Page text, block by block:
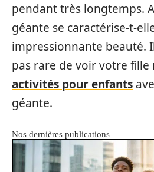
pendant très longtemps.
géante se caractérise-t-
impressionnante beauté.
pas rare de voir votre fille
activités pour enfants
géante.
Nos dernières publications